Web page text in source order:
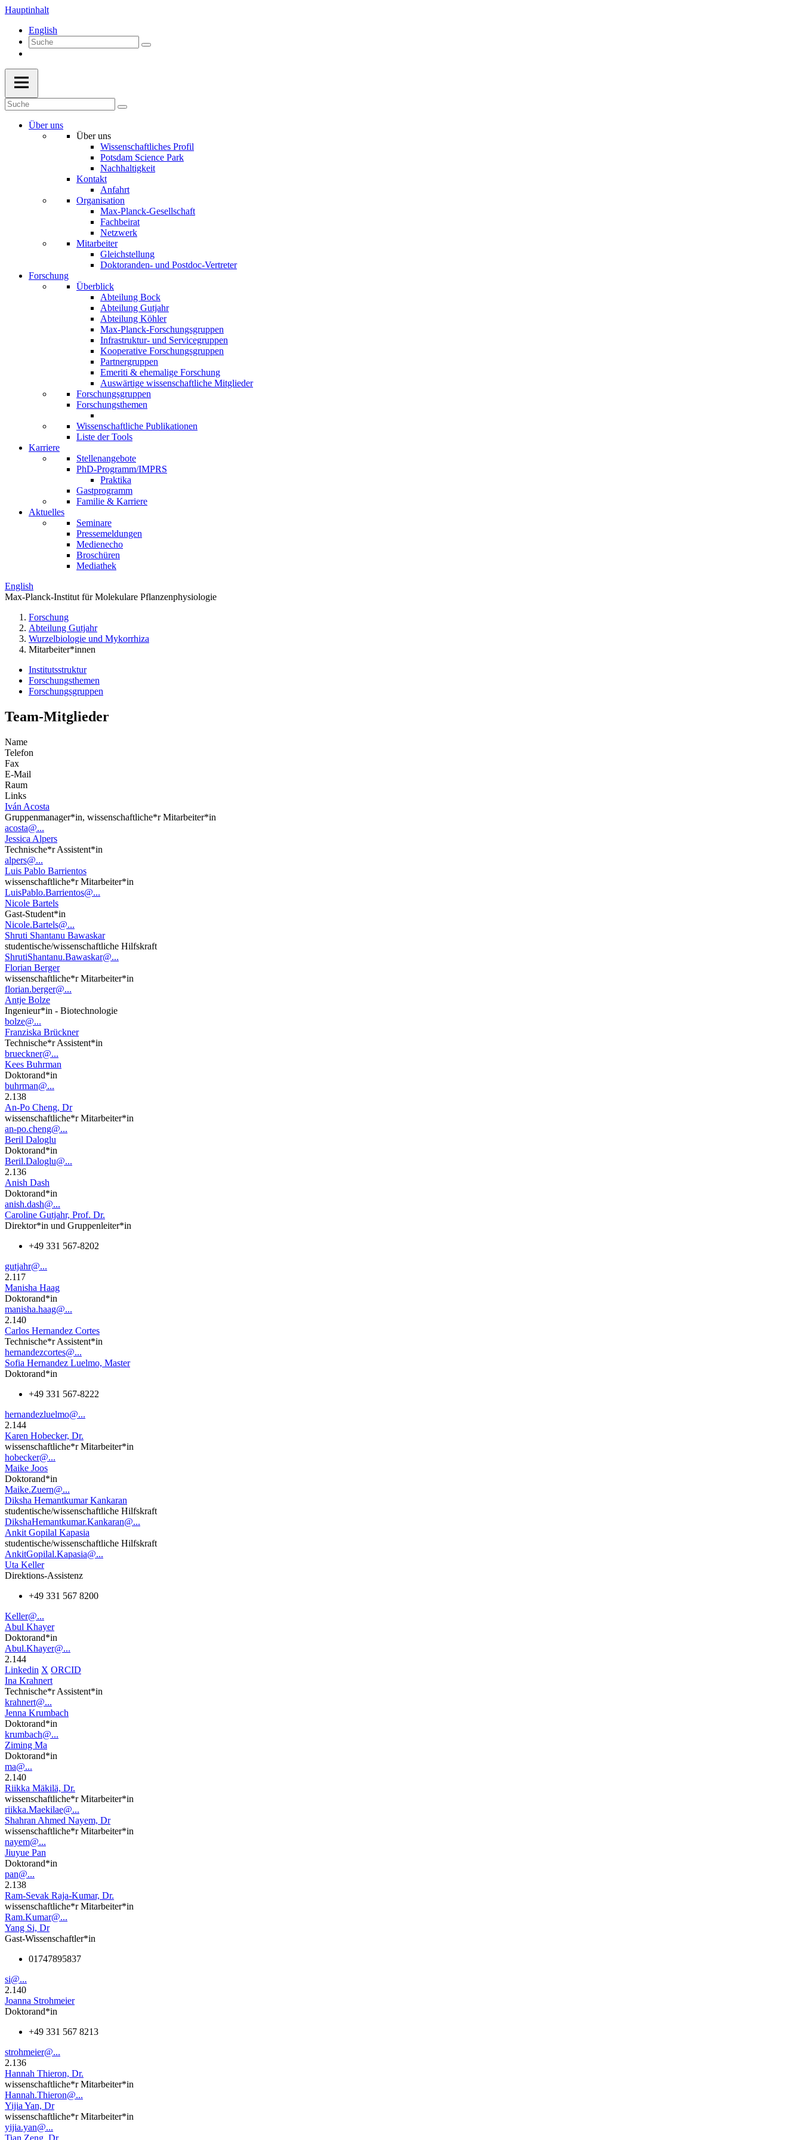
Hauptinhalt
English
Über uns
Über uns
Wissenschaftliches Profil
Potsdam Science Park
Nachhaltigkeit
Kontakt
Anfahrt
Organisation
Max-Planck-Gesellschaft
Fachbeirat
Netzwerk
Mitarbeiter
Gleichstellung
Doktoranden- und Postdoc-Vertreter
Forschung
Überblick
Abteilung Bock
Abteilung Gutjahr
Abteilung Köhler
Max-Planck-Forschungsgruppen
Infrastruktur- und Servicegruppen
Kooperative Forschungsgruppen
Partnergruppen
Emeriti & ehemalige Forschung
Auswärtige wissenschaftliche Mitglieder
Forschungsgruppen
Forschungsthemen
Wissenschaftliche Publikationen
Liste der Tools
Karriere
Stellenangebote
PhD-Programm/IMPRS
Praktika
Gastprogramm
Familie & Karriere
Aktuelles
Seminare
Pressemeldungen
Medienecho
Broschüren
Mediathek
English
Max-Planck-Institut für Molekulare Pflanzenphysiologie
Forschung
Abteilung Gutjahr
Wurzelbiologie und Mykorrhiza
Mitarbeiter*innen
Institutsstruktur
Forschungsthemen
Forschungsgruppen
Team-Mitglieder
Name
Telefon
Fax
E-Mail
Raum
Links
Iván Acosta
Gruppenmanager*in, wissenschaftliche*r Mitarbeiter*in
acosta@...
Jessica Alpers
Technische*r Assistent*in
alpers@...
Luis Pablo Barrientos
wissenschaftliche*r Mitarbeiter*in
LuisPablo.Barrientos@...
Nicole Bartels
Gast-Student*in
Nicole.Bartels@...
Shruti Shantanu Bawaskar
studentische/wissenschaftliche Hilfskraft
ShrutiShantanu.Bawaskar@...
Florian Berger
wissenschaftliche*r Mitarbeiter*in
florian.berger@...
Antje Bolze
Ingenieur*in - Biotechnologie
bolze@...
Franziska Brückner
Technische*r Assistent*in
brueckner@...
Kees Buhrman
Doktorand*in
buhrman@...
2.138
An-Po Cheng, Dr
wissenschaftliche*r Mitarbeiter*in
an-po.cheng@...
Beril Daloglu
Doktorand*in
Beril.Daloglu@...
2.136
Anish Dash
Doktorand*in
anish.dash@...
Caroline Gutjahr, Prof. Dr.
Direktor*in und Gruppenleiter*in
+49 331 567-8202
gutjahr@...
2.117
Manisha Haag
Doktorand*in
manisha.haag@...
2.140
Carlos Hernandez Cortes
Technische*r Assistent*in
hernandezcortes@...
Sofia Hernandez Luelmo, Master
Doktorand*in
+49 331 567-8222
hernandezluelmo@...
2.144
Karen Hobecker, Dr.
wissenschaftliche*r Mitarbeiter*in
hobecker@...
Maike Joos
Doktorand*in
Maike.Zuern@...
Diksha Hemantkumar Kankaran
studentische/wissenschaftliche Hilfskraft
DikshaHemantkumar.Kankaran@...
Ankit Gopilal Kapasia
studentische/wissenschaftliche Hilfskraft
AnkitGopilal.Kapasia@...
Uta Keller
Direktions-Assistenz
+49 331 567 8200
Keller@...
Abul Khayer
Doktorand*in
Abul.Khayer@...
2.144
Linkedin X ORCID
Ina Krahnert
Technische*r Assistent*in
krahnert@...
Jenna Krumbach
Doktorand*in
krumbach@...
Ziming Ma
Doktorand*in
ma@...
2.140
Riikka Mäkilä, Dr.
wissenschaftliche*r Mitarbeiter*in
riikka.Maekilae@...
Shahran Ahmed Nayem, Dr
wissenschaftliche*r Mitarbeiter*in
nayem@...
Jiuyue Pan
Doktorand*in
pan@...
2.138
Ram-Sevak Raja-Kumar, Dr.
wissenschaftliche*r Mitarbeiter*in
Ram.Kumar@...
Yang Si, Dr
Gast-Wissenschaftler*in
01747895837
si@...
2.140
Joanna Strohmeier
Doktorand*in
+49 331 567 8213
strohmeier@...
2.136
Hannah Thieron, Dr.
wissenschaftliche*r Mitarbeiter*in
Hannah.Thieron@...
Yijia Yan, Dr
wissenschaftliche*r Mitarbeiter*in
yijia.yan@...
Tian Zeng, Dr.